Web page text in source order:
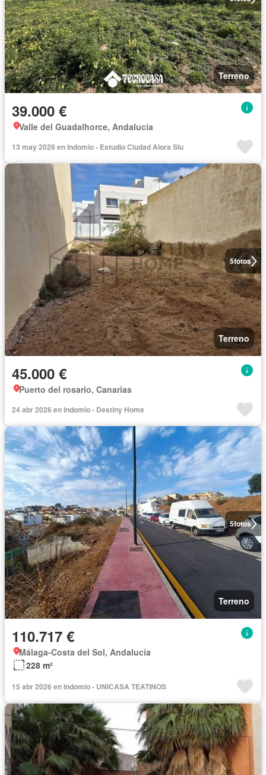
Terreno
39.000 €
Valle del Guadalhorce, Andalucía
13 may 2026 en Indomio - Estudio Ciudad Alora Slu
5fotos
Terreno
45.000 €
Puerto del rosario, Canarias
24 abr 2026 en Indomio - Destiny Home
5fotos
Terreno
110.717 €
Málaga-Costa del Sol, Andalucía
228 m²
15 abr 2026 en Indomio - UNICASA TEATINOS